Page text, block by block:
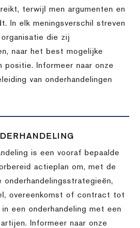
terwijl men argumenten en
In elk meningsverschil streven
die zij
naar het best mogelijke
positie. Informeer naar onze
van onderhandelingen
is een vooraf bepaalde
actieplan om, met de
onderhandelingsstrategieën,
overeenkomst of contract tot
een onderhandeling met een
Informeer naar onze